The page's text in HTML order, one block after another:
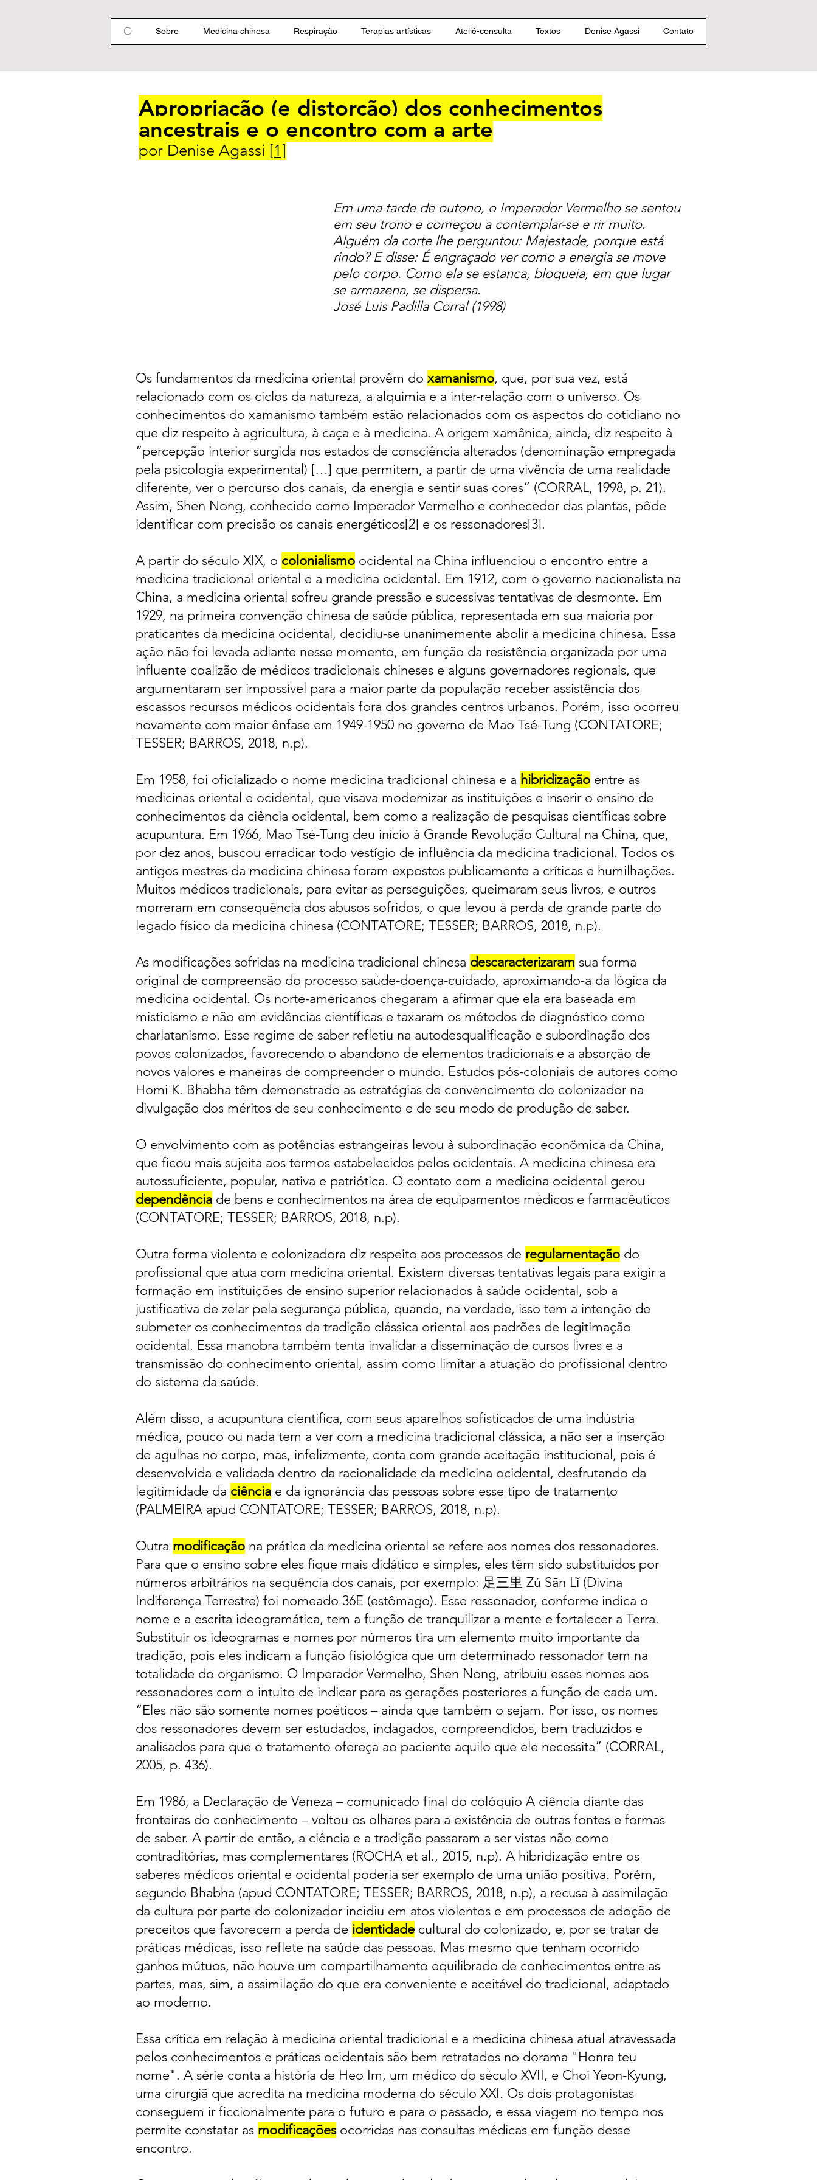
〇 Sobre Medicina chinesa Respiração Terapias artísticas Ateliê-consulta Textos Denise Agassi Contato
Apropriação (e distorção) dos conhecimentos
ancestrais e o encontro com a arte
por Denise Agassi [1]
Em uma tarde de outono, o Imperador Vermelho se sentou
em seu trono e começou a contemplar-se e rir muito.
Alguém da corte lhe perguntou: Majestade, porque está
rindo? E disse: É engraçado ver como a energia se move
pelo corpo. Como ela se estanca, bloqueia, em que lugar
se armazena, se dispersa.
José Luis Padilla Corral (1998)
Os fundamentos da medicina oriental provêm do xamanismo, que, por sua vez, está
relacionado com os ciclos da natureza, a alquimia e a inter-relação com o universo. Os
conhecimentos do xamanismo também estão relacionados com os aspectos do cotidiano no
que diz respeito à agricultura, à caça e à medicina. A origem xamânica, ainda, diz respeito à
“percepção interior surgida nos estados de consciência alterados (denominação empregada
pela psicologia experimental) […] que permitem, a partir de uma vivência de uma realidade
diferente, ver o percurso dos canais, da energia e sentir suas cores” (CORRAL, 1998, p. 21).
Assim, Shen Nong, conhecido como Imperador Vermelho e conhecedor das plantas, pôde
identificar com precisão os canais energéticos[2] e os ressonadores[3].
A partir do século XIX, o colonialismo ocidental na China influenciou o encontro entre a
medicina tradicional oriental e a medicina ocidental. Em 1912, com o governo nacionalista na
China, a medicina oriental sofreu grande pressão e sucessivas tentativas de desmonte. Em
1929, na primeira convenção chinesa de saúde pública, representada em sua maioria por
praticantes da medicina ocidental, decidiu-se unanimemente abolir a medicina chinesa. Essa
ação não foi levada adiante nesse momento, em função da resistência organizada por uma
influente coalizão de médicos tradicionais chineses e alguns governadores regionais, que
argumentaram ser impossível para a maior parte da população receber assistência dos
escassos recursos médicos ocidentais fora dos grandes centros urbanos. Porém, isso ocorreu
novamente com maior ênfase em 1949-1950 no governo de Mao Tsé-Tung (CONTATORE;
TESSER; BARROS, 2018, n.p).
Em 1958, foi oficializado o nome medicina tradicional chinesa e a hibridização entre as
medicinas oriental e ocidental, que visava modernizar as instituições e inserir o ensino de
conhecimentos da ciência ocidental, bem como a realização de pesquisas científicas sobre
acupuntura. Em 1966, Mao Tsé-Tung deu início à Grande Revolução Cultural na China, que,
por dez anos, buscou erradicar todo vestígio de influência da medicina tradicional. Todos os
antigos mestres da medicina chinesa foram expostos publicamente a críticas e humilhações.
Muitos médicos tradicionais, para evitar as perseguições, queimaram seus livros, e outros
morreram em consequência dos abusos sofridos, o que levou à perda de grande parte do
legado físico da medicina chinesa (CONTATORE; TESSER; BARROS, 2018, n.p).
As modificações sofridas na medicina tradicional chinesa descaracterizaram sua forma
original de compreensão do processo saúde-doença-cuidado, aproximando-a da lógica da
medicina ocidental. Os norte-americanos chegaram a afirmar que ela era baseada em
misticismo e não em evidências científicas e taxaram os métodos de diagnóstico como
charlatanismo. Esse regime de saber refletiu na autodesqualificação e subordinação dos
povos colonizados, favorecendo o abandono de elementos tradicionais e a absorção de
novos valores e maneiras de compreender o mundo. Estudos pós-coloniais de autores como
Homi K. Bhabha têm demonstrado as estratégias de convencimento do colonizador na
divulgação dos méritos de seu conhecimento e de seu modo de produção de saber.
O envolvimento com as potências estrangeiras levou à subordinação econômica da China,
que ficou mais sujeita aos termos estabelecidos pelos ocidentais. A medicina chinesa era
autossuficiente, popular, nativa e patriótica. O contato com a medicina ocidental gerou
dependência de bens e conhecimentos na área de equipamentos médicos e farmacêuticos
(CONTATORE; TESSER; BARROS, 2018, n.p).
Outra forma violenta e colonizadora diz respeito aos processos de regulamentação do
profissional que atua com medicina oriental. Existem diversas tentativas legais para exigir a
formação em instituições de ensino superior relacionados à saúde ocidental, sob a
justificativa de zelar pela segurança pública, quando, na verdade, isso tem a intenção de
submeter os conhecimentos da tradição clássica oriental aos padrões de legitimação
ocidental. Essa manobra também tenta invalidar a disseminação de cursos livres e a
transmissão do conhecimento oriental, assim como limitar a atuação do profissional dentro
do sistema da saúde.
Além disso, a acupuntura científica, com seus aparelhos sofisticados de uma indústria
médica, pouco ou nada tem a ver com a medicina tradicional clássica, a não ser a inserção
de agulhas no corpo, mas, infelizmente, conta com grande aceitação institucional, pois é
desenvolvida e validada dentro da racionalidade da medicina ocidental, desfrutando da
legitimidade da ciência e da ignorância das pessoas sobre esse tipo de tratamento
(PALMEIRA apud CONTATORE; TESSER; BARROS, 2018, n.p).
Outra modificação na prática da medicina oriental se refere aos nomes dos ressonadores.
Para que o ensino sobre eles fique mais didático e simples, eles têm sido substituídos por
números arbitrários na sequência dos canais, por exemplo: 足三里 Zú Sān Lǐ(Divina
Indiferença Terrestre) foi nomeado 36E (estômago). Esse ressonador, conforme indica o
nome e a escrita ideogramática, tem a função de tranquilizar a mente e fortalecer a Terra.
Substituir os ideogramas e nomes por números tira um elemento muito importante da
tradição, pois eles indicam a função fisiológica que um determinado ressonador tem na
totalidade do organismo. O Imperador Vermelho, Shen Nong, atribuiu esses nomes aos
ressonadores com o intuito de indicar para as gerações posteriores a função de cada um.
“Eles não são somente nomes poéticos – ainda que também o sejam. Por isso, os nomes
dos ressonadores devem ser estudados, indagados, compreendidos, bem traduzidos e
analisados para que o tratamento ofereça ao paciente aquilo que ele necessita” (CORRAL,
2005, p. 436).
Em 1986, a Declaração de Veneza – comunicado final do colóquio A ciência diante das
fronteiras do conhecimento – voltou os olhares para a existência de outras fontes e formas
de saber. A partir de então, a ciência e a tradição passaram a ser vistas não como
contraditórias, mas complementares (ROCHA et al., 2015, n.p). A hibridização entre os
saberes médicos oriental e ocidental poderia ser exemplo de uma união positiva. Porém,
segundo Bhabha (apud CONTATORE; TESSER; BARROS, 2018, n.p), a recusa à assimilação
da cultura por parte do colonizador incidiu em atos violentos e em processos de adoção de
preceitos que favorecem a perda de identidade cultural do colonizado, e, por se tratar de
práticas médicas, isso reflete na saúde das pessoas. Mas mesmo que tenham ocorrido
ganhos mútuos, não houve um compartilhamento equilibrado de conhecimentos entre as
partes, mas, sim, a assimilação do que era conveniente e aceitável do tradicional, adaptado
ao moderno.
Essa crítica em relação à medicina oriental tradicional e a medicina chinesa atual atravessada
pelos conhecimentos e práticas ocidentais são bem retratados no dorama "Honra teu
nome". A série conta a história de Heo Im, um médico do século XVII, e Choi Yeon-Kyung,
uma cirurgiã que acredita na medicina moderna do século XXI. Os dois protagonistas
conseguem ir ficcionalmente para o futuro e para o passado, e essa viagem no tempo nos
permite constatar as modificaçõesocorridas nas consultas médicas em função desse
encontro.